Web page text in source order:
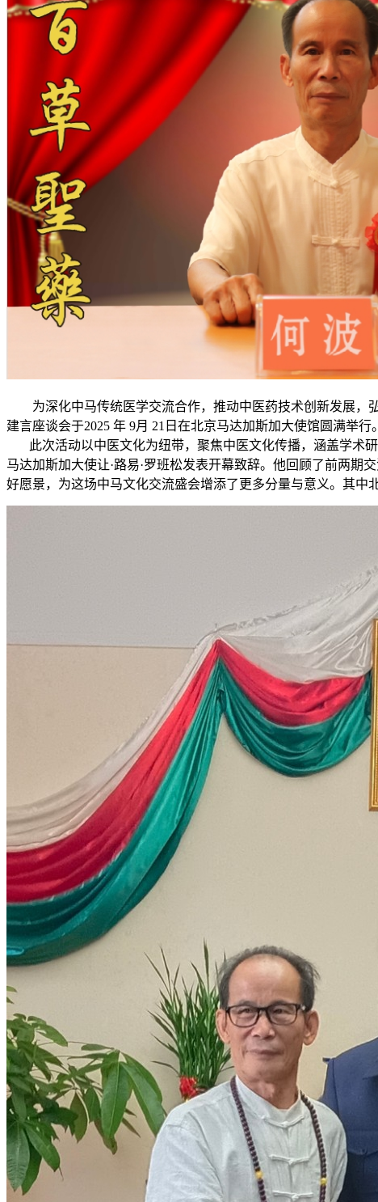
为深化中马传统医学交流合作，推动中医药技术创新发展
建言座谈会于2025 年 9月 21日在北京马达加斯加大使馆圆满举行。
此次活动以中医文化为纽带，聚焦中医文化传播，涵盖学术研
马达加斯加大使让·路易·罗班松发表开幕致辞。他回顾了前两
好愿景，为这场中马文化交流盛会增添了更多分量与意义。其中